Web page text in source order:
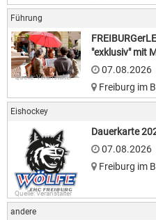
Führung
Quelle: Veranstalter
"exklusiv" mit
07.08.2026
Freiburg im
Eishockey
Quelle: Veranstalter
Dauerkarte
07.08.2026
Freiburg im
andere